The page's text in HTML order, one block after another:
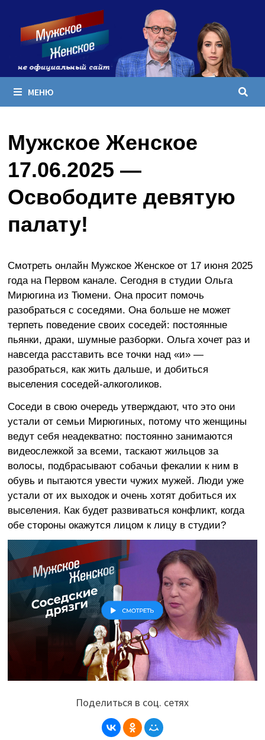
содержимому
МЕНЮ
Мужское Женское
17.06.2025 —
Освободите девятую
палату!
Смотреть онлайн Мужское Женское от 17 июня 2025
года на Первом канале. Сегодня в студии Ольга
Мирюгина из Тюмени. Она просит помочь
разобраться с соседями. Она больше не может
терпеть поведение своих соседей: постоянные
пьянки, драки, шумные разборки. Ольга хочет раз и
навсегда расставить все точки над «и» —
разобраться, как жить дальше, и добиться
выселения соседей-алкоголиков.
Соседи в свою очередь утверждают, что это они
устали от семьи Мирюгиных, потому что женщины
ведут себя неадекватно: постоянно занимаются
видеослежкой за всеми, таскают жильцов за
волосы, подбрасывают собачьи фекалии к ним в
обувь и пытаются увести чужих мужей. Люди уже
устали от их выходок и очень хотят добиться их
выселения. Как будет развиваться конфликт, когда
обе стороны окажутся лицом к лицу в студии?
Поделиться в соц. сетях